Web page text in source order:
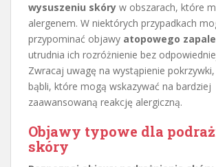
wysuszeniu skóry w obszarach, które
alergenem. W niektórych przypadkach
przypominać objawy atopowego
utrudnia ich rozróżnienie bez
Zwracaj uwagę na wystąpienie
bąbli, które mogą wskazywać na bardziej
zaawansowaną reakcję alergiczną.
Objawy typowe dla
skóry